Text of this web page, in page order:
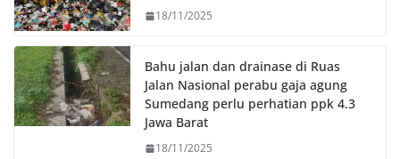
18/11/2025
Bahu jalan dan drainase di Ruas
Jalan Nasional perabu gaja agung
Sumedang perlu perhatian ppk 4.3
Jawa Barat
18/11/2025